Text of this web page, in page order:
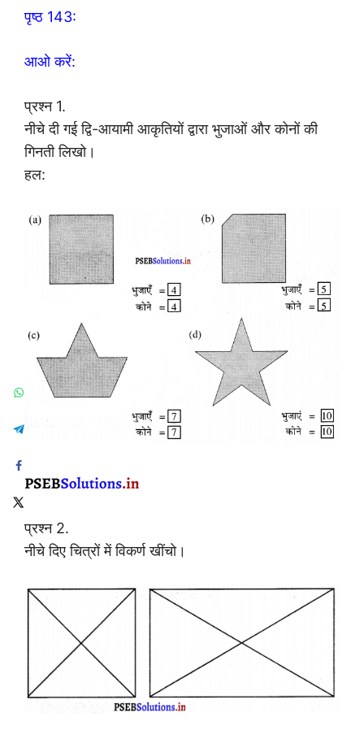
पृष्ठ 143:
आओ करें:
प्रश्न 1.
नीचे दी गई द्वि-आयामी आकृतियों द्वारा भुजाओं और कोनों की
गिनती लिखो।
हल:
प्रश्न 2.
नीचे दिए चित्रों में विकर्ण खींचो।